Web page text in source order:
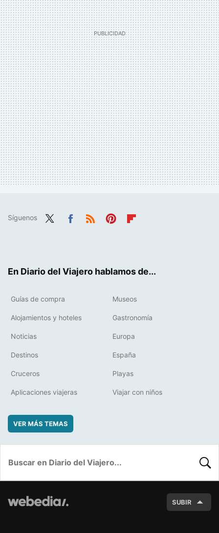
Síguenos
En Diario del Viajero hablamos de...
Guías de compra Museos
Alojamientos y hoteles Gastronomía
Noticias Europa
Destinos España
Cruceros Playas
Aplicaciones viajeras Viajar con niños
VER MÁS TEMAS
SUBIR